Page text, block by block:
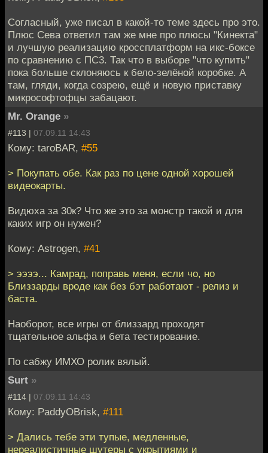
Согласный, уже писал в какой-то теме здесь про это.
Плюс Сева ответил там же мне про плюсы "Кинекта"
и лучшую реализацию кроссплатформ на икс-боксе
по сравнению с ПС3. Так что в выборе "что купить"
пока больше склоняюсь к бело-зелёной коробке. А
там, гляди, когда созрею, ещё и новую приставку
микрософтофцы забацают.
Mr. Orange »
#113 | 07.09.11 14:43
Кому: taroBAR, #55
> Покупать обе. Как раз по цене одной хорошей
видеокарты.
Видюха за 30к? Что же это за монстр такой и для
каких игр он нужен?
Кому: Astrogen, #41
> ээээ... Камрад, поправь меня, если чо, но
Близзарды вроде как без бэт работают - релиз и
баста.
Наоборот, все игры от близзард проходят
тщательное альфа и бета тестирование.
По сабжу ИМХО ролик вялый.
Surt »
#114 | 07.09.11 14:43
Кому: PaddyOBrisk, #111
> Дались тебе эти тупые, медленные,
нереалистичные шутеры с укрытиями и